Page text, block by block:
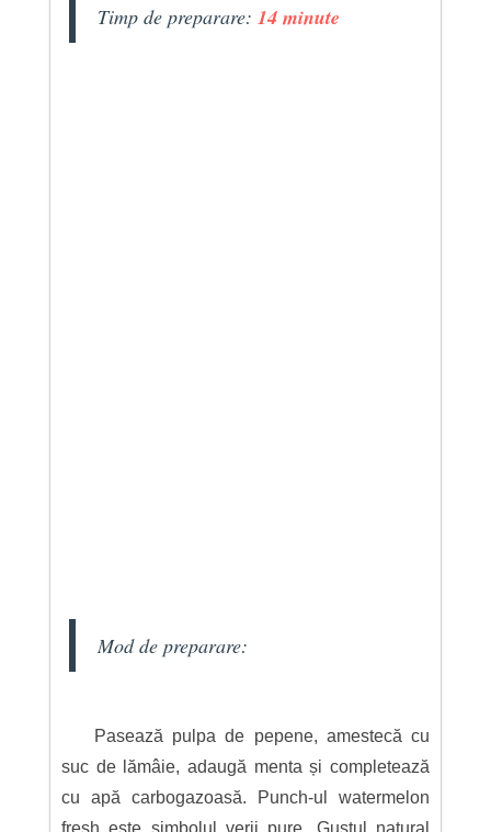
Timp de preparare: 14 minute
Mod de preparare:
Pasează pulpa de pepene, amestecă cu
suc de lămâie, adaugă menta și completează
cu apă carbogazoasă. Punch-ul watermelon
fresh este simbolul verii pure. Gustul natural